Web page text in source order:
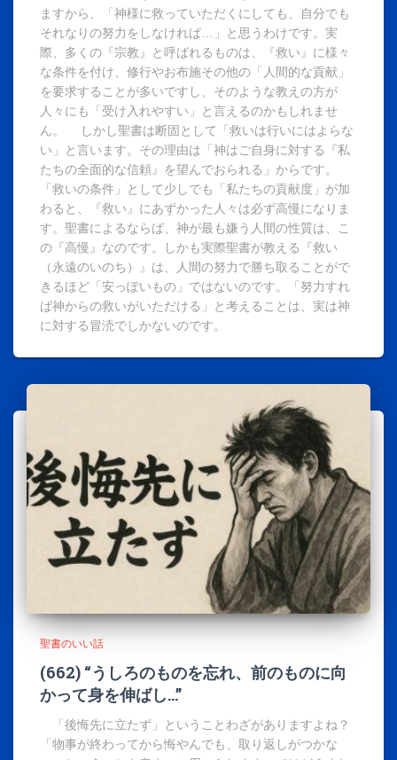
ますから、「神様に救っていただくにしても、自分でも
それなりの努力をしなければ…」と思うわけです。実
際、多くの『宗教』と呼ばれるものは、『救い』に様々
な条件を付け、修行やお布施その他の「人間的な貢献」
を要求することが多いですし、そのような教えの方が
人々にも「受け入れやすい」と言えるのかもしれませ
ん。 しかし聖書は断固として「救いは行いにはよらな
い」と言います。その理由は「神はご自身に対する『私
たちの全面的な信頼』を望んでおられる」からです。
「救いの条件」として少しでも「私たちの貢献度」が加
わると、『救い』にあずかった人々は必ず高慢になりま
す。聖書によるならば、神が最も嫌う人間の性質は、こ
の『高慢』なのです。しかも実際聖書が教える『救い
（永遠のいのち）』は、人間の努力で勝ち取ることがで
きるほど「安っぽいもの」ではないのです。「努力すれ
ば神からの救いがいただける」と考えることは、実は神
に対する冒涜でしかないのです。
聖書のいい話
(662) “うしろのものを忘れ、前のものに向
かって身を伸ばし…”
「後悔先に立たず」ということわざがありますよね？
「物事が終わってから悔やんでも、取り返しがつかな